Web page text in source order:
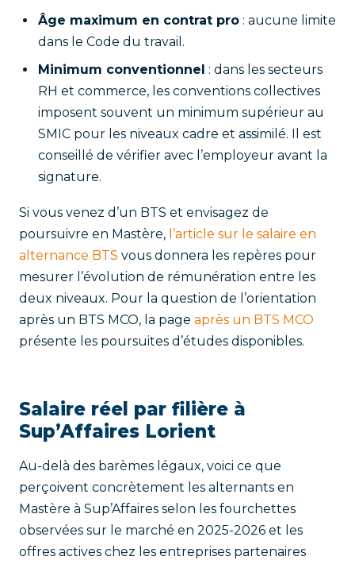
Âge maximum en contrat pro : aucune limite
dans le Code du travail.
Minimum conventionnel : dans les secteurs
RH et commerce, les conventions collectives
imposent souvent un minimum supérieur au
SMIC pour les niveaux cadre et assimilé. Il est
conseillé de vérifier avec l’employeur avant la
signature.
Si vous venez d’un BTS et envisagez de
poursuivre en Mastère, l’article sur le salaire en
alternance BTS vous donnera les repères pour
mesurer l’évolution de rémunération entre les
deux niveaux. Pour la question de l’orientation
après un BTS MCO, la page après un BTS MCO
présente les poursuites d’études disponibles.
Salaire réel par filière à
Sup’Affaires Lorient
Au-delà des barèmes légaux, voici ce que
perçoivent concrètement les alternants en
Mastère à Sup’Affaires selon les fourchettes
observées sur le marché en 2025-2026 et les
offres actives chez les entreprises partenaires